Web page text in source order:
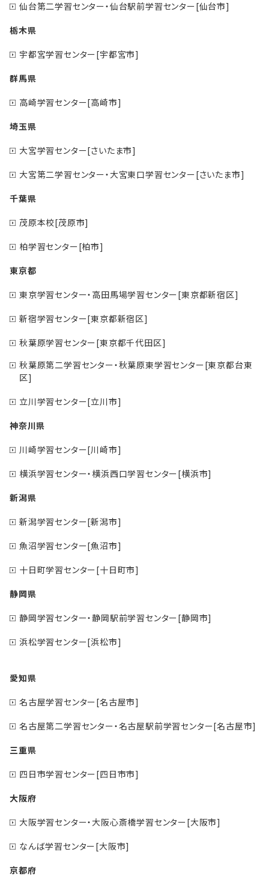
仙台第二学習センター・仙台駅前学習センター[仙台市]
栃木県
宇都宮学習センター[宇都宮市]
群馬県
高崎学習センター[高崎市]
埼玉県
大宮学習センター[さいたま市]
大宮第二学習センター・大宮東口学習センター[さいたま市]
千葉県
茂原本校[茂原市]
柏学習センター[柏市]
東京都
東京学習センター・高田馬場学習センター[東京都新宿区]
新宿学習センター[東京都新宿区]
秋葉原学習センター[東京都千代田区]
秋葉原第二学習センター・秋葉原東学習センター[東京都台東
区]
立川学習センター[立川市]
神奈川県
川崎学習センター[川崎市]
横浜学習センター・横浜西口学習センター[横浜市]
新潟県
新潟学習センター[新潟市]
魚沼学習センター[魚沼市]
十日町学習センター[十日町市]
静岡県
静岡学習センター・静岡駅前学習センター[静岡市]
浜松学習センター[浜松市]
愛知県
名古屋学習センター[名古屋市]
名古屋第二学習センター・名古屋駅前学習センター[名古屋市]
三重県
四日市学習センター[四日市市]
大阪府
大阪学習センター・大阪心斎橋学習センター[大阪市]
なんば学習センター[大阪市]
京都府